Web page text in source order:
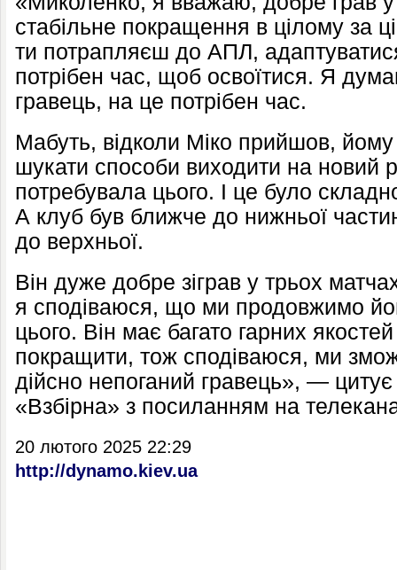
стабільне покращення в цілому за
ти потрапляєш до АПЛ,
потрібен час, щоб освоїтися. Я
гравець, на це потрібен час.
Мабуть, відколи Міко прийшов,
шукати способи виходити на новий
потребувала цього. І це було
А клуб був ближче до нижньої
до верхньої.
Він дуже добре зіграв у трьох
я сподіваюся, що ми продовжимо
цього. Він має багато гарних
покращити, тож сподіваюся, ми
дійсно непоганий гравець», —
«Взбірна» з посиланням на
20 лютого 2025 22:29
http://dynamo.kiev.ua